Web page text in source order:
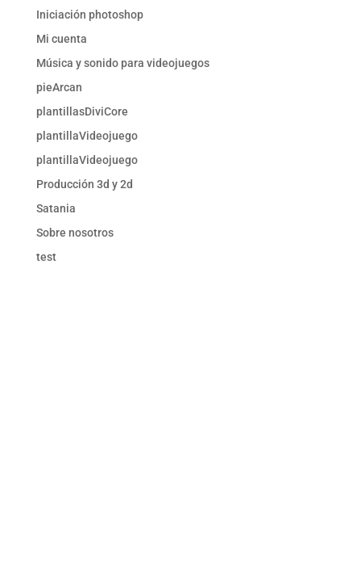
Iniciación photoshop
Mi cuenta
Música y sonido para videojuegos
pieArcan
plantillasDiviCore
plantillaVideojuego
plantillaVideojuego
Producción 3d y 2d
Satania
Sobre nosotros
test